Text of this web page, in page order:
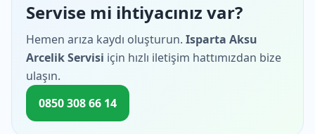
Servise mi ihtiyacınız var?
Hemen arıza kaydı oluşturun. Isparta Aksu
Arcelik Servisi için hızlı iletişim hattımızdan bize
ulaşın.
0850 308 66 14